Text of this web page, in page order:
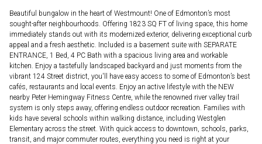
Beautiful bungalow in the heart of Westmount! One of Edmonton’s most
sought-after neighbourhoods. Offering 1823 SQ FT of living space, this home
immediately stands out with its modernized exterior, delivering exceptional curb
appeal and a fresh aesthetic. Included is a basement suite with SEPARATE
ENTRANCE, 1 Bed, 4 PC Bath with a spacious living area and workable
kitchen. Enjoy a tastefully landscaped backyard and just moments from the
vibrant 124 Street district, you'll have easy access to some of Edmonton’s best
cafés, restaurants and local events. Enjoy an active lifestyle with the NEW
nearby Peter Hemingway Fitness Centre, while the renowned river valley trail
system is only steps away, offering endless outdoor recreation. Families with
kids have several schools within walking distance, including Westglen
Elementary across the street. With quick access to downtown, schools, parks,
transit, and major commuter routes, everything you need is right at your